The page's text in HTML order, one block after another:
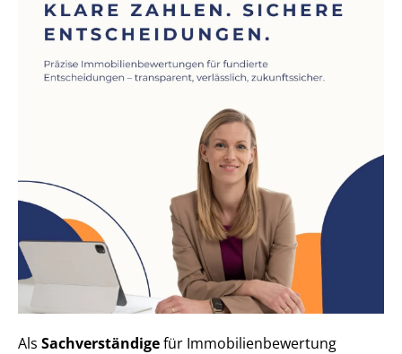
Als Sachverständigefür Im­mo­bi­li­en­be­wer­tung